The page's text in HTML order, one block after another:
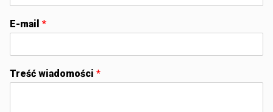
E-mail *
Treść wiadomości *